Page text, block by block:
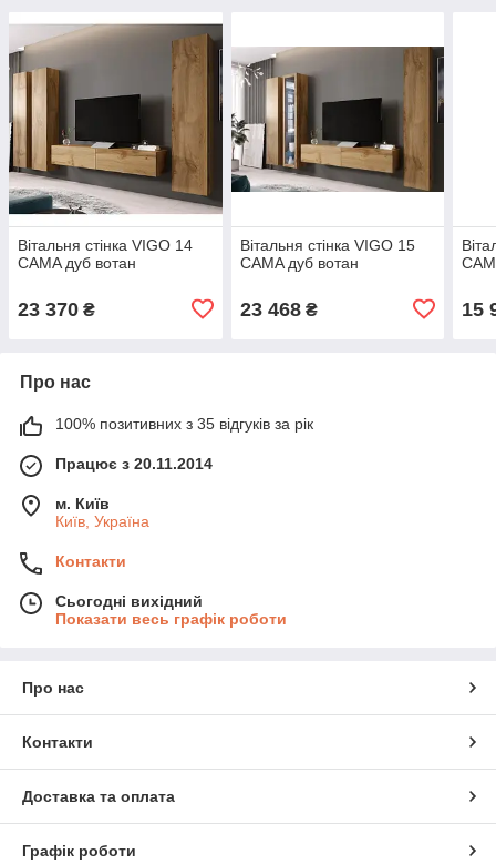
Вітальня стінка VIGO 14
CAMA дуб вотан
23 370 ₴
Вітальня стінка VIGO 15
CAMA дуб вотан
23 468₴ 15
Про нас
100% позитивних з 35 відгуків за рік
Працює з 20.11.2014
м. Київ
Київ, Україна
Контакти
Сьогодні вихідний
Показати весь графік роботи
Про нас
Контакти
Доставка та оплата
Графік роботи